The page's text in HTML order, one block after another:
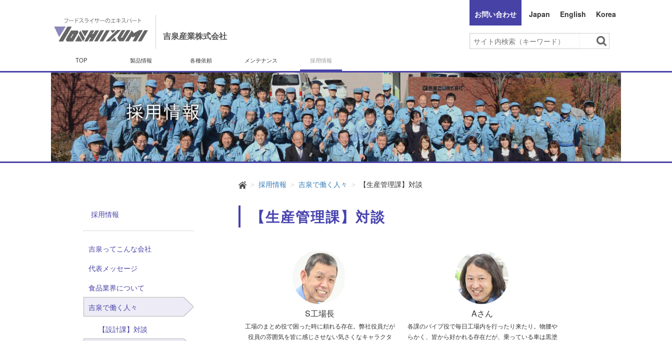
吉泉産業株式会社
お問い合わせ Japan English Korea
TOP 製品情報 各種依頼 メンテナンス 採用情報
採用情報
吉泉ってこんな会社
代表メッセージ
食品業界について
吉泉で働く人々
【設計課】対談
採用情報 吉泉で働く人々 【生産管理課】対談
【生産管理課】対談
S工場長
工場のまとめ役で困った時に頼れる存在。弊社役員だが
役員の雰囲気を皆に感じさせない気さくなキャラクタ
Aさん
各課のパイプ役で毎日工場内を行ったり来たり。物腰や
らかく、皆から好かれる存在だが、乗っている車は黒塗